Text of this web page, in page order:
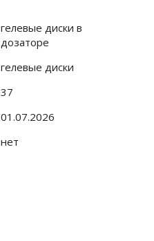
гелевые диски в
дозаторе
гелевые диски
37
01.07.2026
нет